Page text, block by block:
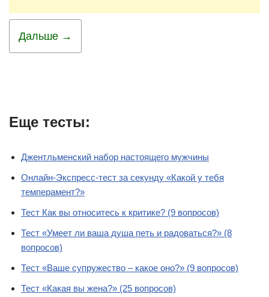
Дальше →
Еще тесты:
Джентльменский набор настоящего мужчины
Онлайн-Экспресс-тест за секунду «Какой у тебя
темперамент?»
Тест Как вы относитесь к критике? (9 вопросов)
Тест «Умеет ли ваша душа петь и радоваться?» (8
вопросов)
Тест «Ваше супружество – какое оно?» (9 вопросов)
Тест «Какая вы жена?» (25 вопросов)